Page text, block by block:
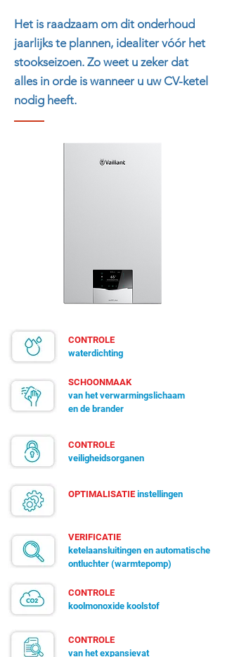
Het is raadzaam om dit onderhoud
jaarlijks te plannen, idealiter vóór het
stookseizoen. Zo weet u zeker dat
alles in orde is wanneer u uw CV-ketel
nodig heeft.
CONTROLE
waterdichting
SCHOONMAAK
van het verwarmingslichaam
en de brander
CONTROLE
veiligheidsorganen
OPTIMALISATIE instellingen
VERIFICATIE
ketelaansluitingen en automatische
ontluchter (warmtepomp)
CONTROLE
koolmonoxide koolstof
CONTROLE
van het expansievat